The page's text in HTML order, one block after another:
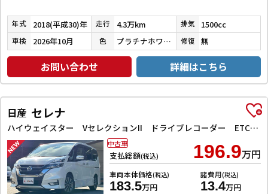
年式 2018(平成30)年 走行 4.3万km 排気 1500cc
車検 2026年10月 色 プラチナホワイトパール 修復 無
お問い合わせ 詳細はこちら
日産 セレナ
ハイウェイスター VセレクションII ドライブレコーダー ETC バックカメラ サイドカメラ ナビ TV クリアランスソナー オートクルーズコントロール パークアシスト 衝突被害軽減システム 両側電動スライドドア オートライト
支払総額(税込) 196.9万円
車両本体価格(税込)
183.5万円
諸費用(税込)
13.4万円
中古車